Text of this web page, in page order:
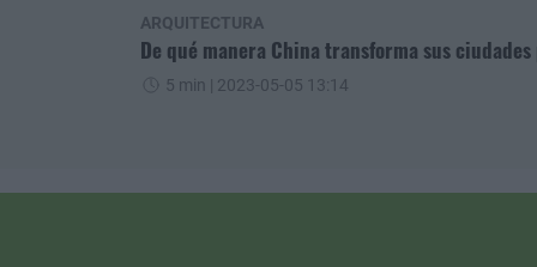
ARQUITECTURA
De qué manera China transforma sus
5 min | 2023-05-05 13:14